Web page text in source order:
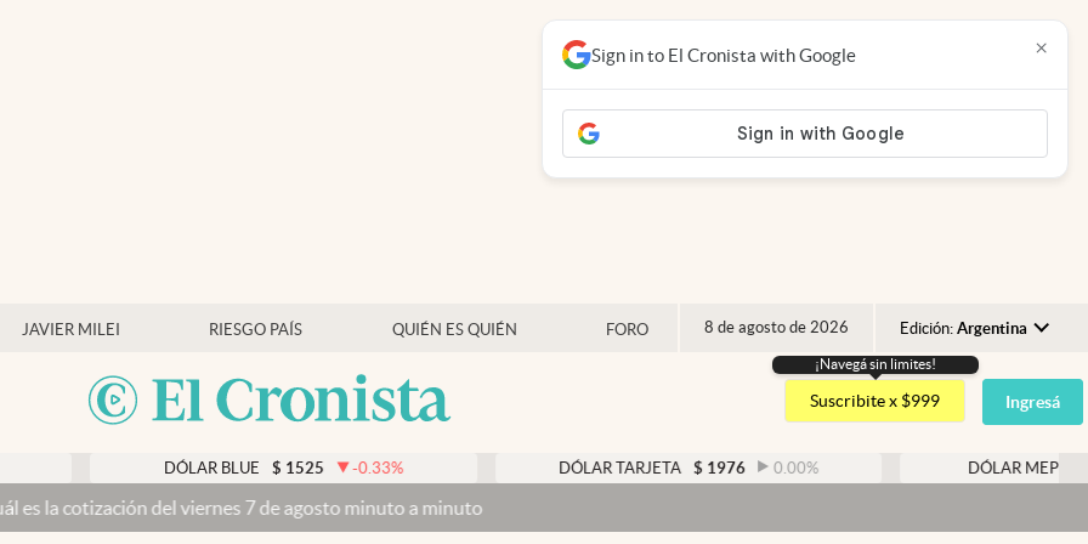
JAVIER MILEI RIESGO PAÍS QUIÉN ES QUIÉN FORO 8 de agosto de 2026 Edición: Argentina
Argentina
España
USA
¡Navegá sin limites!
Suscribite x $999 Ingresá
DÓLAR BLUE $ 1525 -0.33% DÓLAR TARJETA $ 1976 0.00% DÓLAR MEP $ 1526,03
del viernes 7 de agosto minuto a minuto
Sign in to El Cronista with Google ×